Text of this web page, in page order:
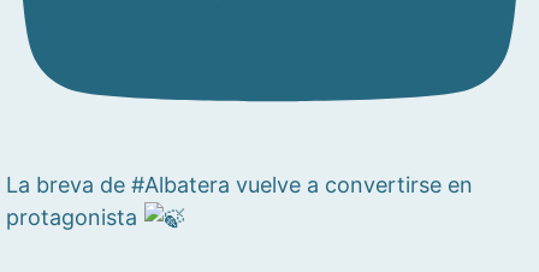
La breva de #Albatera vuelve a convertirse en
protagonista